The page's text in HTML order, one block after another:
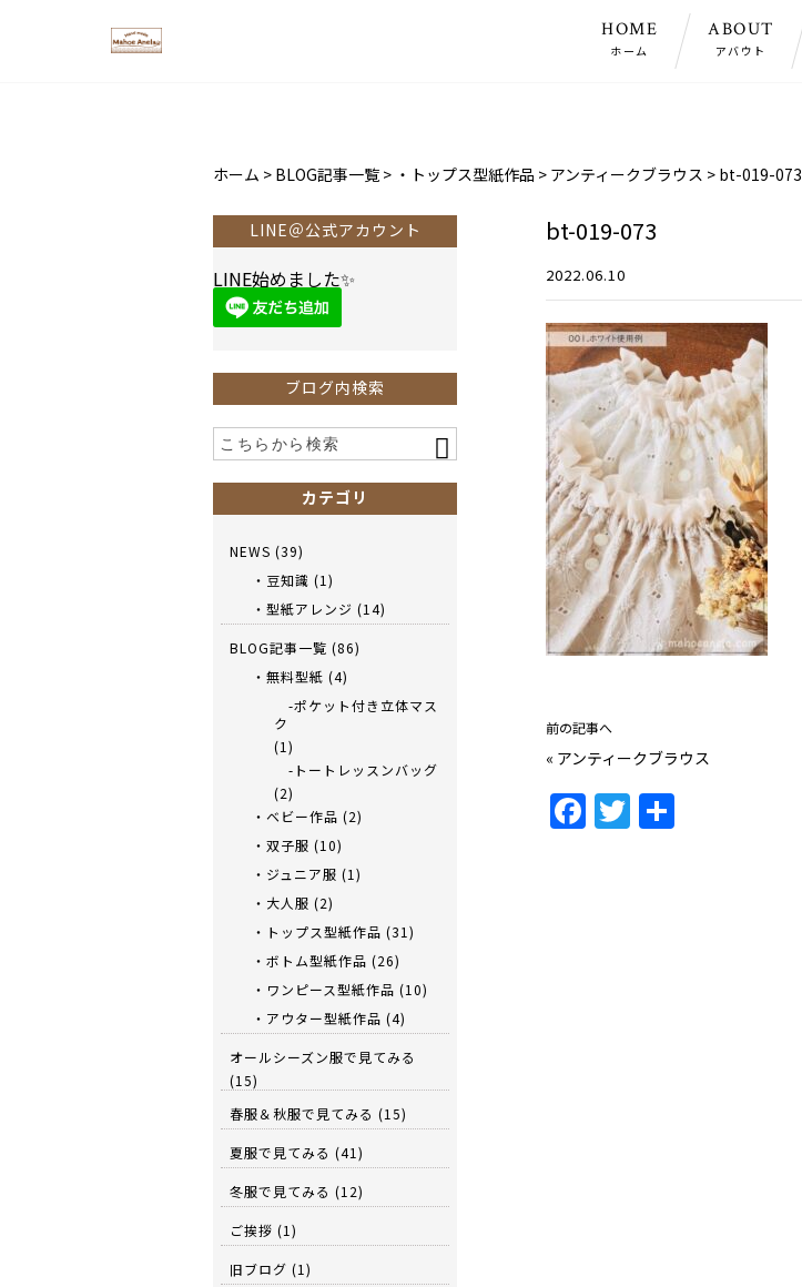
HOME
ホーム
ABOUT
アバウト
ホーム > BLOG記事一覧 > ・トップス型紙作品 > アンティークブラウス > bt-019-073
bt-019-073
2022.06.10
前の記事へ
« アンティークブラウス
F
a
T
w
LINE＠公式アカウント
LINE始めました✨
ブログ内検索
カテゴリ
NEWS (39)
・豆知識 (1)
・型紙アレンジ (14)
BLOG記事一覧 (86)
・無料型紙 (4)
-ポケット付き立体マス
ク
(1)
-トートレッスンバッグ
(2)
・ベビー作品 (2)
・双子服 (10)
・ジュニア服 (1)
・大人服 (2)
・トップス型紙作品 (31)
・ボトム型紙作品 (26)
・ワンピース型紙作品 (10)
・アウター型紙作品 (4)
オールシーズン服で見てみる
(15)
春服＆秋服で見てみる (15)
夏服で見てみる (41)
冬服で見てみる (12)
ご挨拶 (1)
旧ブログ (1)